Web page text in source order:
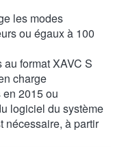
les modes
ou égaux à 100
format XAVC S
charge
2015 ou
logiciel du système
nécessaire, à partir